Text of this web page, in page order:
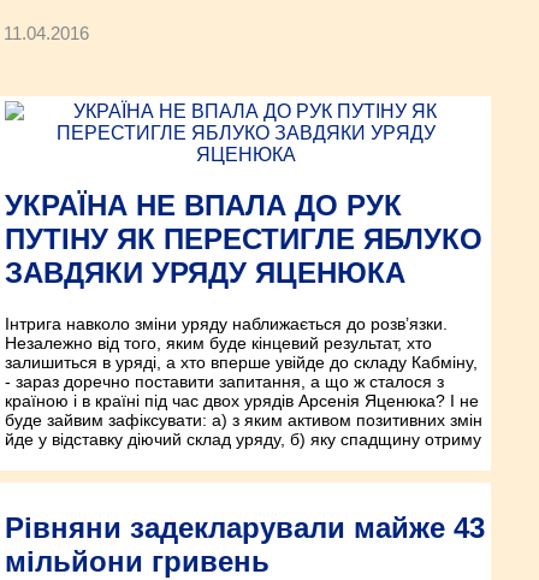
11.04.2016
УКРАЇНА НЕ ВПАЛА ДО РУК
ПУТІНУ ЯК ПЕРЕСТИГЛЕ ЯБЛУКО
ЗАВДЯКИ УРЯДУ ЯЦЕНЮКА
Інтрига навколо зміни уряду наближається до розв’язки.
Незалежно від того, яким буде кінцевий результат, хто
залишиться в уряді, а хто вперше увійде до складу Кабміну,
- зараз доречно поставити запитання, а що ж сталося з
країною і в країні під час двох урядів Арсенія Яценюка? І не
буде зайвим зафіксувати: а) з яким активом позитивних змін
йде у відставку діючий склад уряду, б) яку спадщину отриму
Рівняни задекларували майже 43
мільйони гривень